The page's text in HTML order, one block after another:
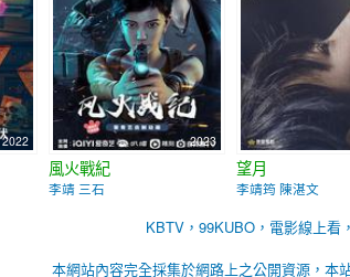
2022 2023
風火戰紀
李靖 三石
望月
李靖筠 陳湛文
KBTV，99KUBO，電影線上看
本網站內容完全採集於網路上之公開資源，本